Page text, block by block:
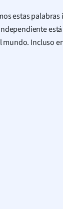
estas
Incluso